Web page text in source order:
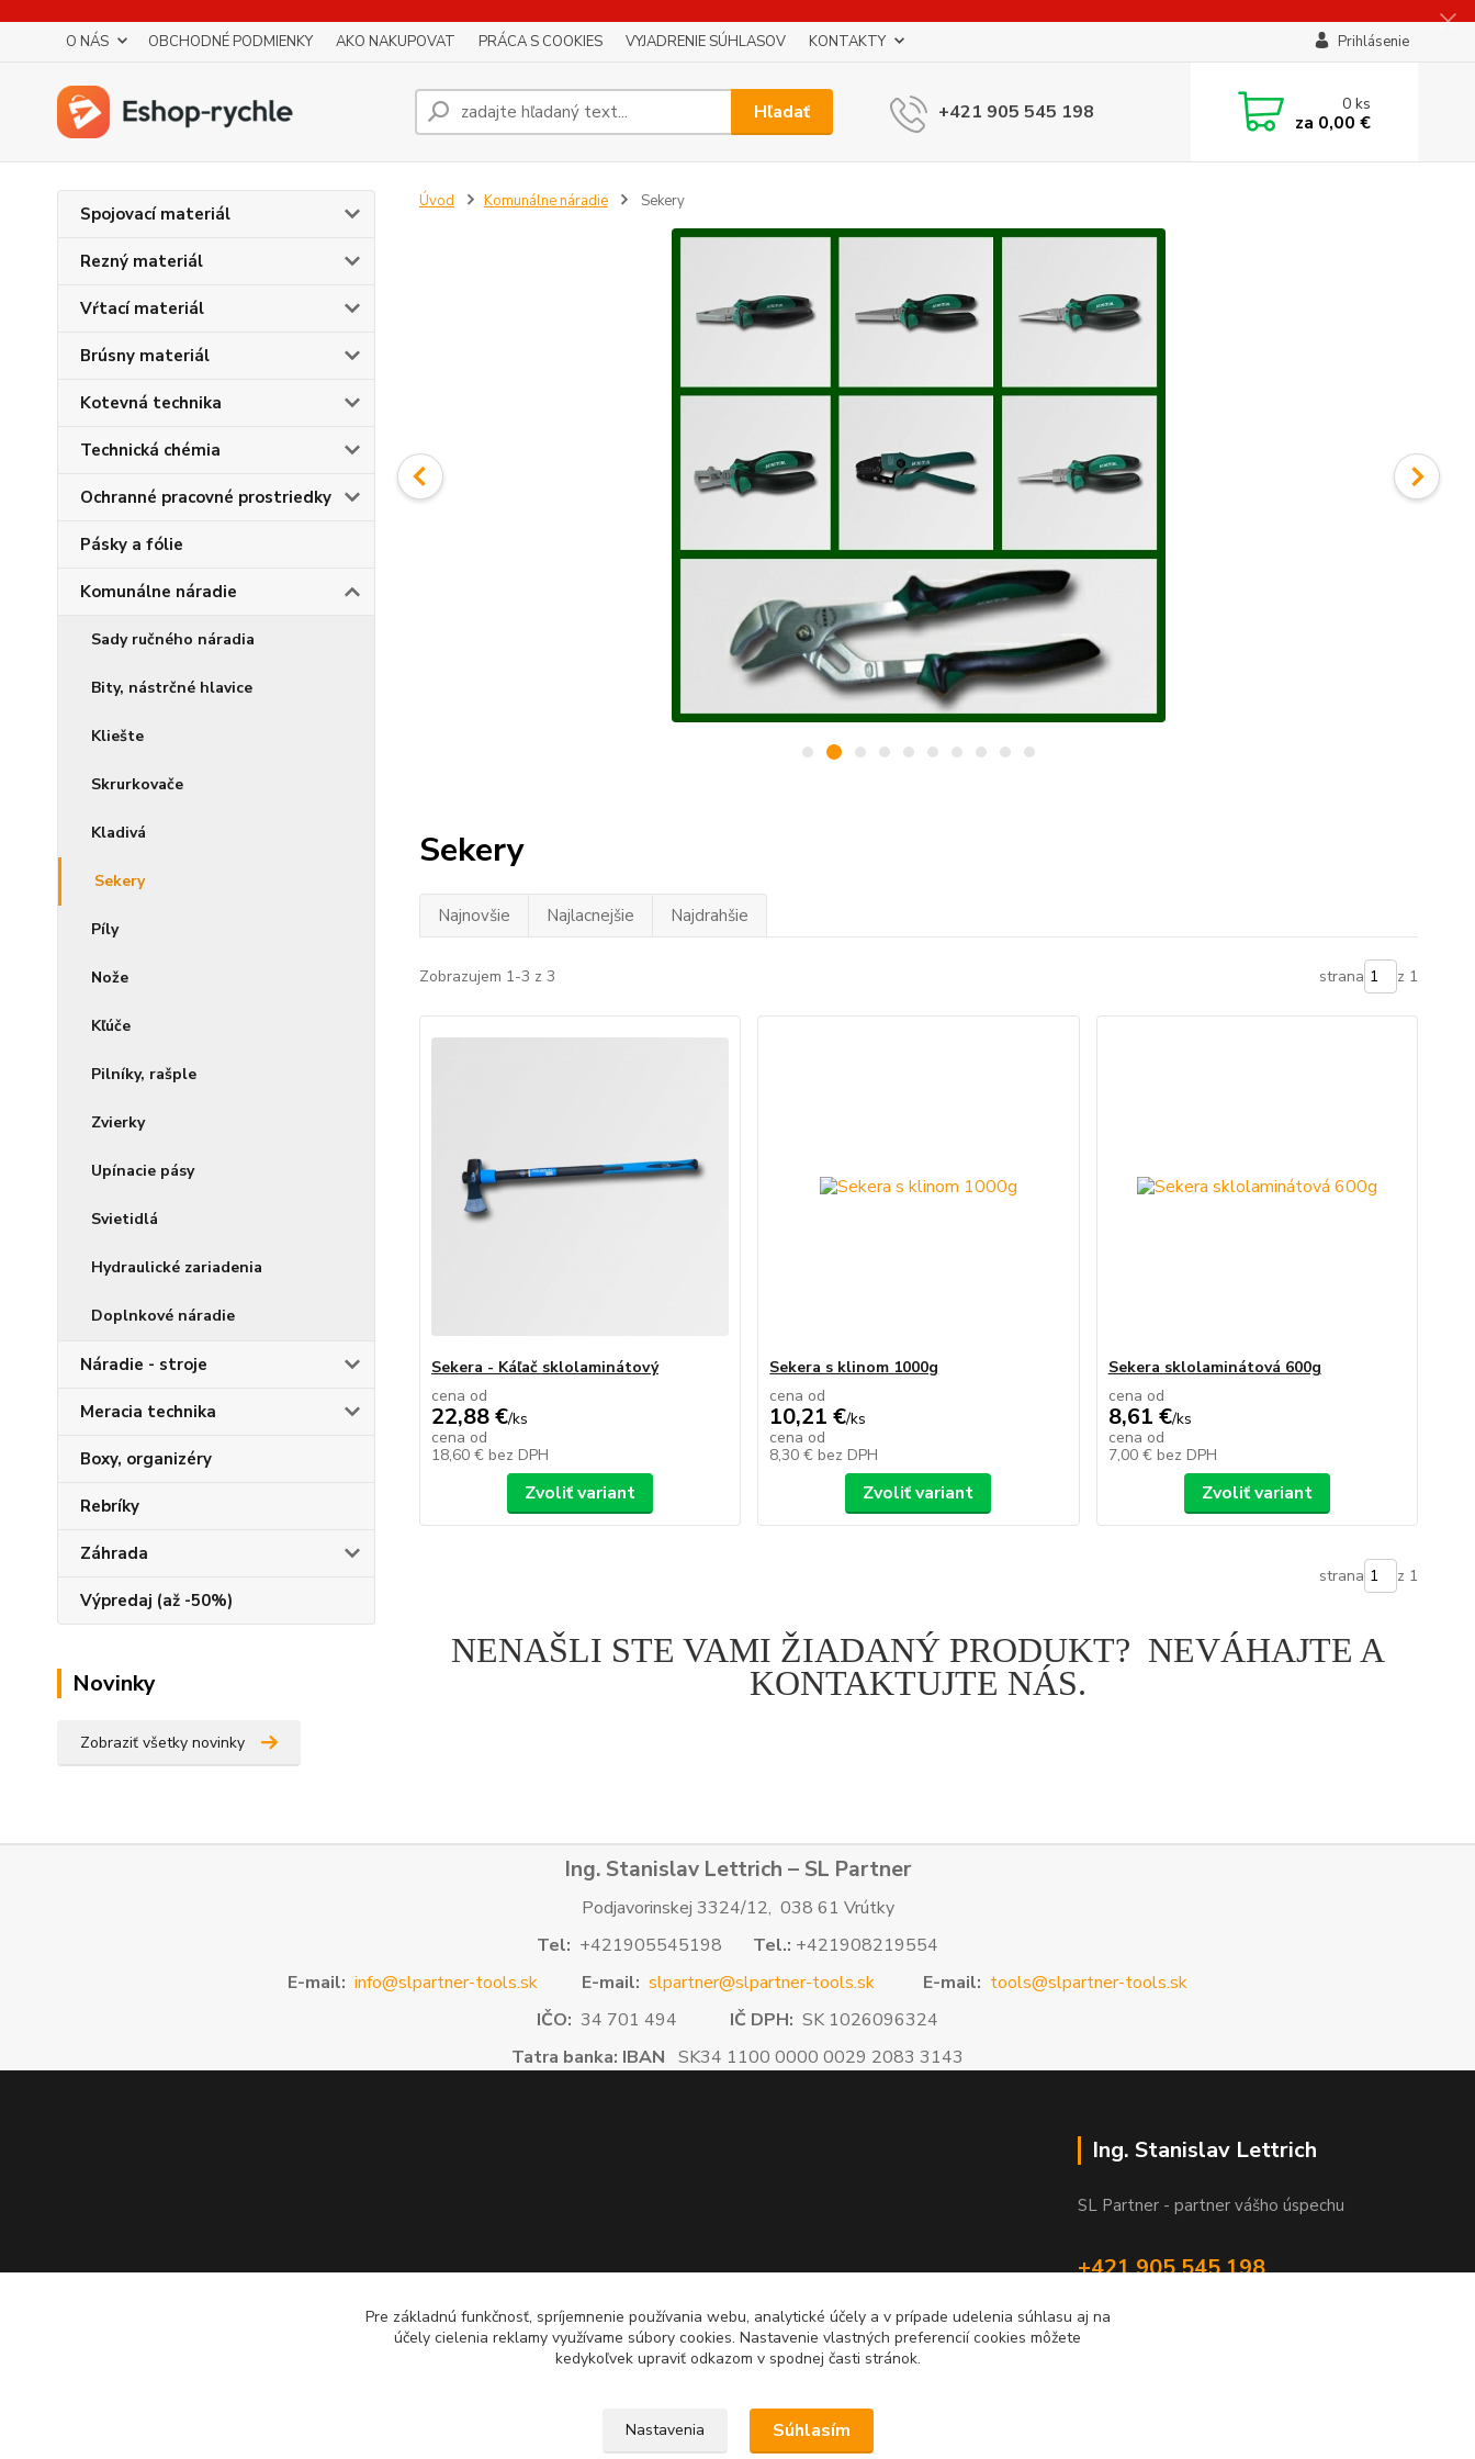
O NÁS OBCHODNÉ PODMIENKY AKO NAKUPOVAT PRÁCA S COOKIES VYJADRENIE SÚHLASOV KONTAKTY Prihlásenie
Hľadať +421 905 545 198 0ks
za 0,00 €
Spojovací materiál
Rezný materiál
Vŕtací materiál
Brúsny materiál
Kotevná technika
Technická chémia
Ochranné pracovné prostriedky
Pásky a fólie
Komunálne náradie
Sady ručného náradia
Bity, nástrčné hlavice
Kliešte
Skrurkovače
Kladivá
Sekery
Píly
Nože
Kľúče
Pilníky, rašple
Zvierky
Upínacie pásy
Svietidlá
Hydraulické zariadenia
Doplnkové náradie
Náradie - stroje
Meracia technika
Boxy, organizéry
Rebríky
Záhrada
Výpredaj (až -50%)
Novinky
Zobraziť všetky novinky
Úvod Komunálne náradie Sekery
Sekery
Najnovšie Najlacnejšie Najdrahšie
Zobrazujem 1-3 z 3 strana z 1
Sekera - Káľač sklolaminátový
cena od
22,88 €/ks
cena od
18,60 € bez DPH
Zvoliť variant
Sekera s klinom 1000g
cena od
10,21 €/ks
cena od
8,30 € bez DPH
Zvoliť variant
Sekera sklolaminátová 600g
cena od
8,61 €/ks
cena od
7,00 € bez DPH
Zvoliť variant
strana z 1
NENAŠLI STE VAMI ŽIADANÝ PRODUKT? NEVÁHAJTE A
KONTAKTUJTE NÁS.
Ing. Stanislav Lettrich – SL Partner
Podjavorinskej 3324/12, 038 61 Vrútky
Tel: +421905545198 Tel.: +421908219554
E-mail: info@slpartner-tools.sk E-mail: slpartner@slpartner-tools.sk E-mail: tools@slpartner-tools.sk
IČO: 34 701 494 IČ DPH: SK 1026096324
Tatra banka: IBAN SK34 1100 0000 0029 2083 3143
Ing. Stanislav Lettrich
SL Partner - partner vášho úspechu
+421 905 545 198
Pre základnú funkčnosť, spríjemnenie používania webu, analytické účely a v prípade udelenia súhlasu aj na
účely cielenia reklamy využívame súbory cookies. Nastavenie vlastných preferencií cookies môžete
kedykoľvek upraviť odkazom v spodnej časti stránok.
Nastavenia Súhlasím